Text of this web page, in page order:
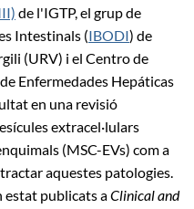
de l'IGTP, el grup de
Intestinals (IBODI) de
(URV) i el Centro de
Enfermedades Hepáticas
en una revisió
extracel·lulars
(MSC-EVs) com a
aquestes patologies.
estat publicats aClinical and